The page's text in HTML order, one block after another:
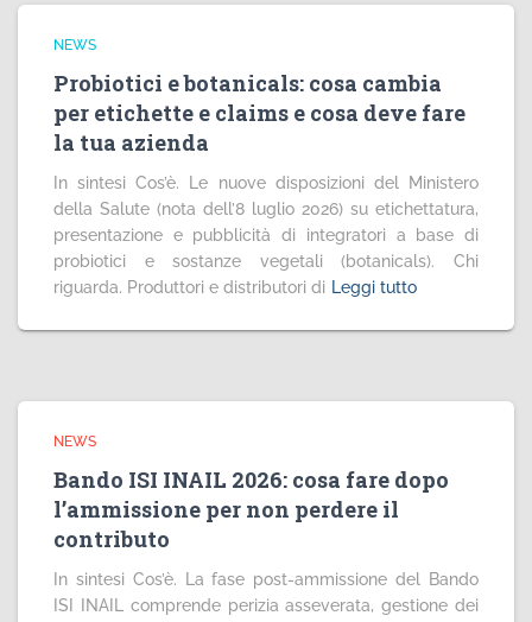
NEWS
Probiotici e botanicals: cosa cambia
per etichette e claims e cosa deve fare
la tua azienda
In sintesi Cos’è. Le nuove disposizioni del Ministero
della Salute (nota dell’8 luglio 2026) su etichettatura,
presentazione e pubblicità di integratori a base di
probiotici e sostanze vegetali (botanicals). Chi
riguarda. Produttori e distributori di Leggi tutto
NEWS
Bando ISI INAIL 2026: cosa fare dopo
l’ammissione per non perdere il
contributo
In sintesi Cos’è. La fase post-ammissione del Bando
ISI INAIL comprende perizia asseverata, gestione dei